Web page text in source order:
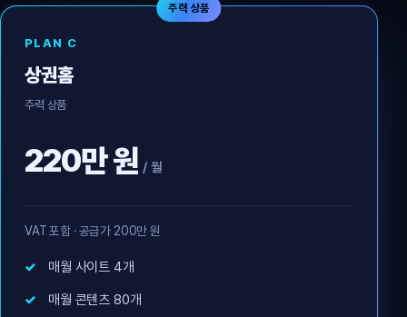
주력 상품
PLAN C
상권홈
주력 상품
220만 원 / 월
VAT 포함 · 공급가 200만 원
매월 사이트 4개
매월 콘텐츠 80개